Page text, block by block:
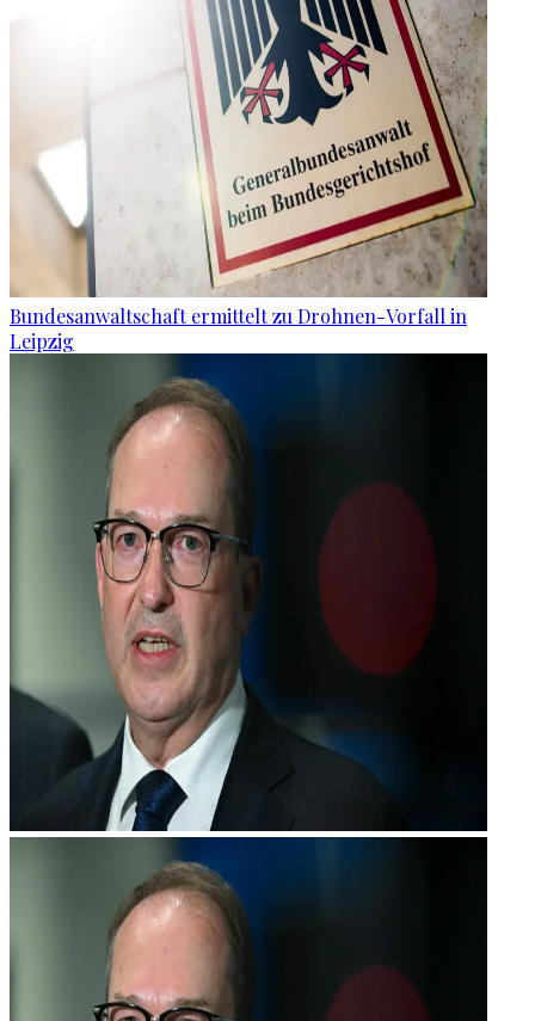
Bundesanwaltschaft ermittelt zu Drohnen-Vorfall in
Leipzig